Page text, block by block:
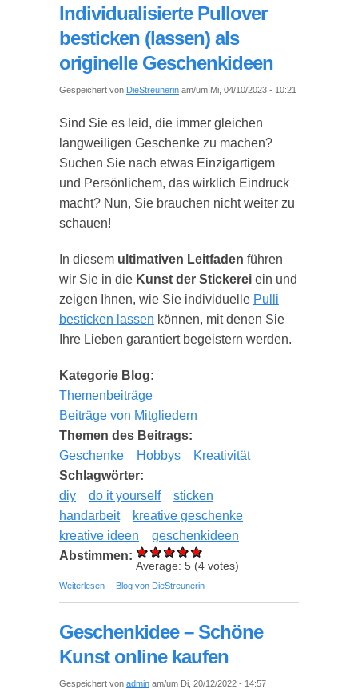
Individualisierte Pullover
besticken (lassen) als
originelle Geschenkideen
Gespeichert von DieStreunerin am/um Mi, 04/10/2023 - 10:21
Sind Sie es leid, die immer gleichen
langweiligen Geschenke zu machen?
Suchen Sie nach etwas Einzigartigem
und Persönlichem, das wirklich Eindruck
macht? Nun, Sie brauchen nicht weiter zu
schauen!
In diesem ultimativen Leitfaden führen
wir Sie in die Kunst der Stickerei ein und
zeigen Ihnen, wie Sie individuelle Pulli
besticken lassen können, mit denen Sie
Ihre Lieben garantiert begeistern werden.
Kategorie Blog:
Themenbeiträge
Beiträge von Mitgliedern
Themen des Beitrags:
Geschenke
Hobbys
Kreativität
Schlagwörter:
diy
do it yourself
sticken
handarbeit
kreative geschenke
kreative ideen
geschenkideen
Abstimmen:
Average: 5 (4 votes)
Weiterlesen über Ultimativer Ratgeber: Individualisierte
Blog von DieStreunerin
Geschenkidee ­– Schöne
Kunst online kaufen
Gespeichert von admin am/um Di, 20/12/2022 - 14:57